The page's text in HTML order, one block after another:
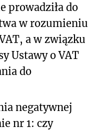
prowadziła do
w rozumieniu
a w związku
Ustawy o VAT
do
negatywnej
nr 1: czy